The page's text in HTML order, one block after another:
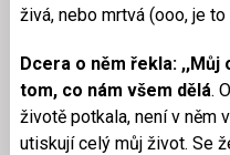
živá, nebo mrtvá (ooo, je
Dcera o něm řekla:
tom, co nám všem dělá.
životě potkala, není v něm
utiskují celý můj život. Se